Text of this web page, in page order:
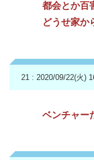
都会とか百
どうせ家か
21 : 2020/09/22(火)
ベンチャー